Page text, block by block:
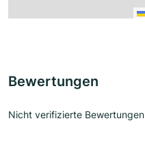
Bewertungen
Nicht verifizierte Bewertungen